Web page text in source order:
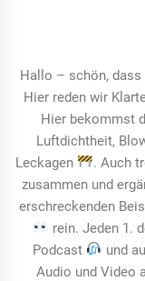
Hallo – schön,
Hier reden wir
Hier bekommst
Luftdichtheit,
Leckagen
. Auch
zusammen und
erschreckenden
rein. Jeden 1.
Podcast
und
Audio und Video